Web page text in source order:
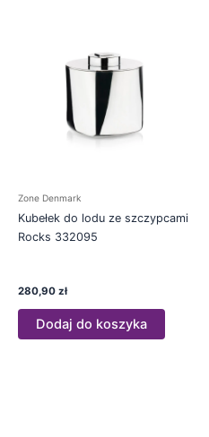
Zone Denmark
Kubełek do lodu ze szczypcami
Rocks 332095
280,90 zł
Dodaj do koszyka